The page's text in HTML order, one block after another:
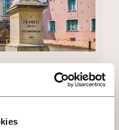
SAONE
von Chalon-